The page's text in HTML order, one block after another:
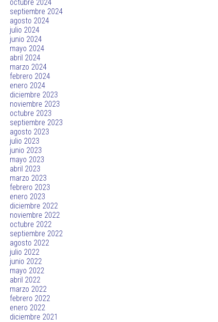
octubre 2024
septiembre 2024
agosto 2024
julio 2024
junio 2024
mayo 2024
abril 2024
marzo 2024
febrero 2024
enero 2024
diciembre 2023
noviembre 2023
octubre 2023
septiembre 2023
agosto 2023
julio 2023
junio 2023
mayo 2023
abril 2023
marzo 2023
febrero 2023
enero 2023
diciembre 2022
noviembre 2022
octubre 2022
septiembre 2022
agosto 2022
julio 2022
junio 2022
mayo 2022
abril 2022
marzo 2022
febrero 2022
enero 2022
diciembre 2021